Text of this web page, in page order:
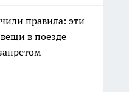
правила: эти
в поезде